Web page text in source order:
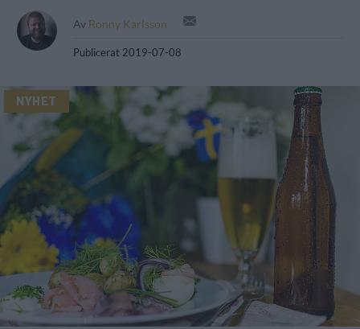
Av Ronny Karlsson
Publicerat 2019-07-08
NYHET